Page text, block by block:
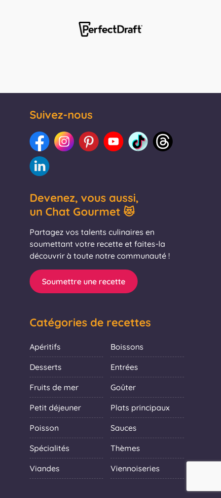
Suivez-nous
Devenez, vous aussi,
un Chat Gourmet 😻
Partagez vos talents culinaires en
soumettant votre recette et faites-la
découvrir à toute notre communauté !
Soumettre une recette
Catégories de recettes
Apéritifs Boissons
Desserts Entrées
Fruits de mer Goûter
Petit déjeuner Plats principaux
Poisson Sauces
Spécialités Thèmes
Viandes Viennoiseries